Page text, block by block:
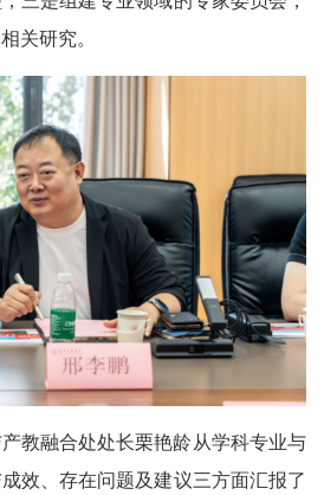
关研究。
教融合处处长栗艳龄从学科专业与
效、存在问题及建议三方面汇报了